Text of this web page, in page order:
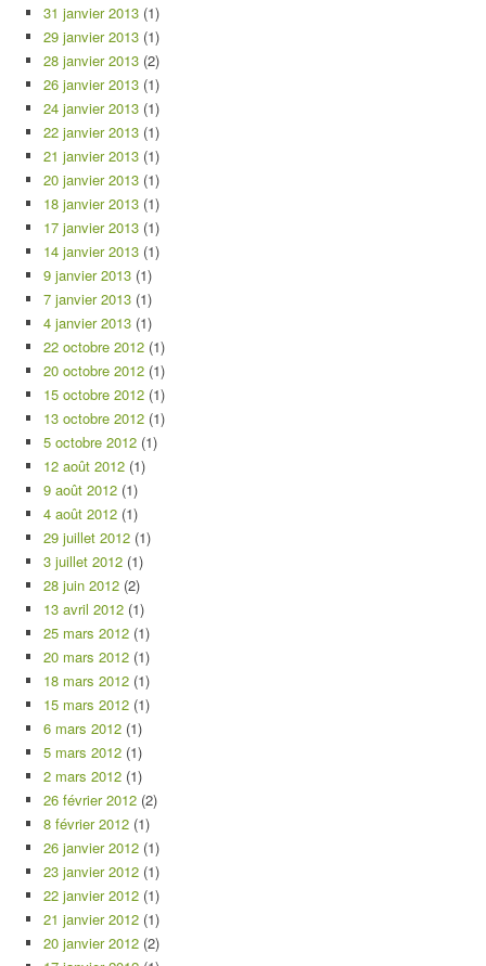
31 janvier 2013 (1)
29 janvier 2013 (1)
28 janvier 2013 (2)
26 janvier 2013 (1)
24 janvier 2013 (1)
22 janvier 2013 (1)
21 janvier 2013 (1)
20 janvier 2013 (1)
18 janvier 2013 (1)
17 janvier 2013 (1)
14 janvier 2013 (1)
9 janvier 2013 (1)
7 janvier 2013 (1)
4 janvier 2013 (1)
22 octobre 2012 (1)
20 octobre 2012 (1)
15 octobre 2012 (1)
13 octobre 2012 (1)
5 octobre 2012 (1)
12 août 2012 (1)
9 août 2012 (1)
4 août 2012 (1)
29 juillet 2012 (1)
3 juillet 2012 (1)
28 juin 2012 (2)
13 avril 2012 (1)
25 mars 2012 (1)
20 mars 2012 (1)
18 mars 2012 (1)
15 mars 2012 (1)
6 mars 2012 (1)
5 mars 2012 (1)
2 mars 2012 (1)
26 février 2012 (2)
8 février 2012 (1)
26 janvier 2012 (1)
23 janvier 2012 (1)
22 janvier 2012 (1)
21 janvier 2012 (1)
20 janvier 2012 (2)